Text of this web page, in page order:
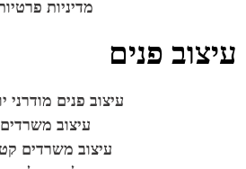
מדיניות
עיצוב פנים
עיצוב פנים מודרני
עיצוב משרדים
עיצוב משרדים